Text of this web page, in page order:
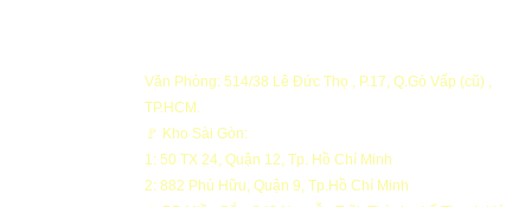
Văn Phòng: 514/38 Lê Đức Thọ , P.17, Q.Gò Vấp (cũ) ,
TP.HCM.
🚩 Kho Sài Gòn:
1: 50 TX 24, Quận 12, Tp. Hồ Chí Minh
2: 882 Phú Hữu, Quận 9, Tp.Hồ Chí Minh